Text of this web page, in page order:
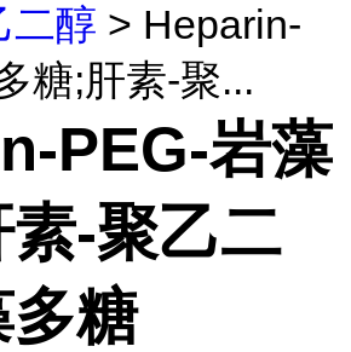
二醇 > Heparin-
糖;肝素-聚...
PEG-岩藻
-聚乙二
糖